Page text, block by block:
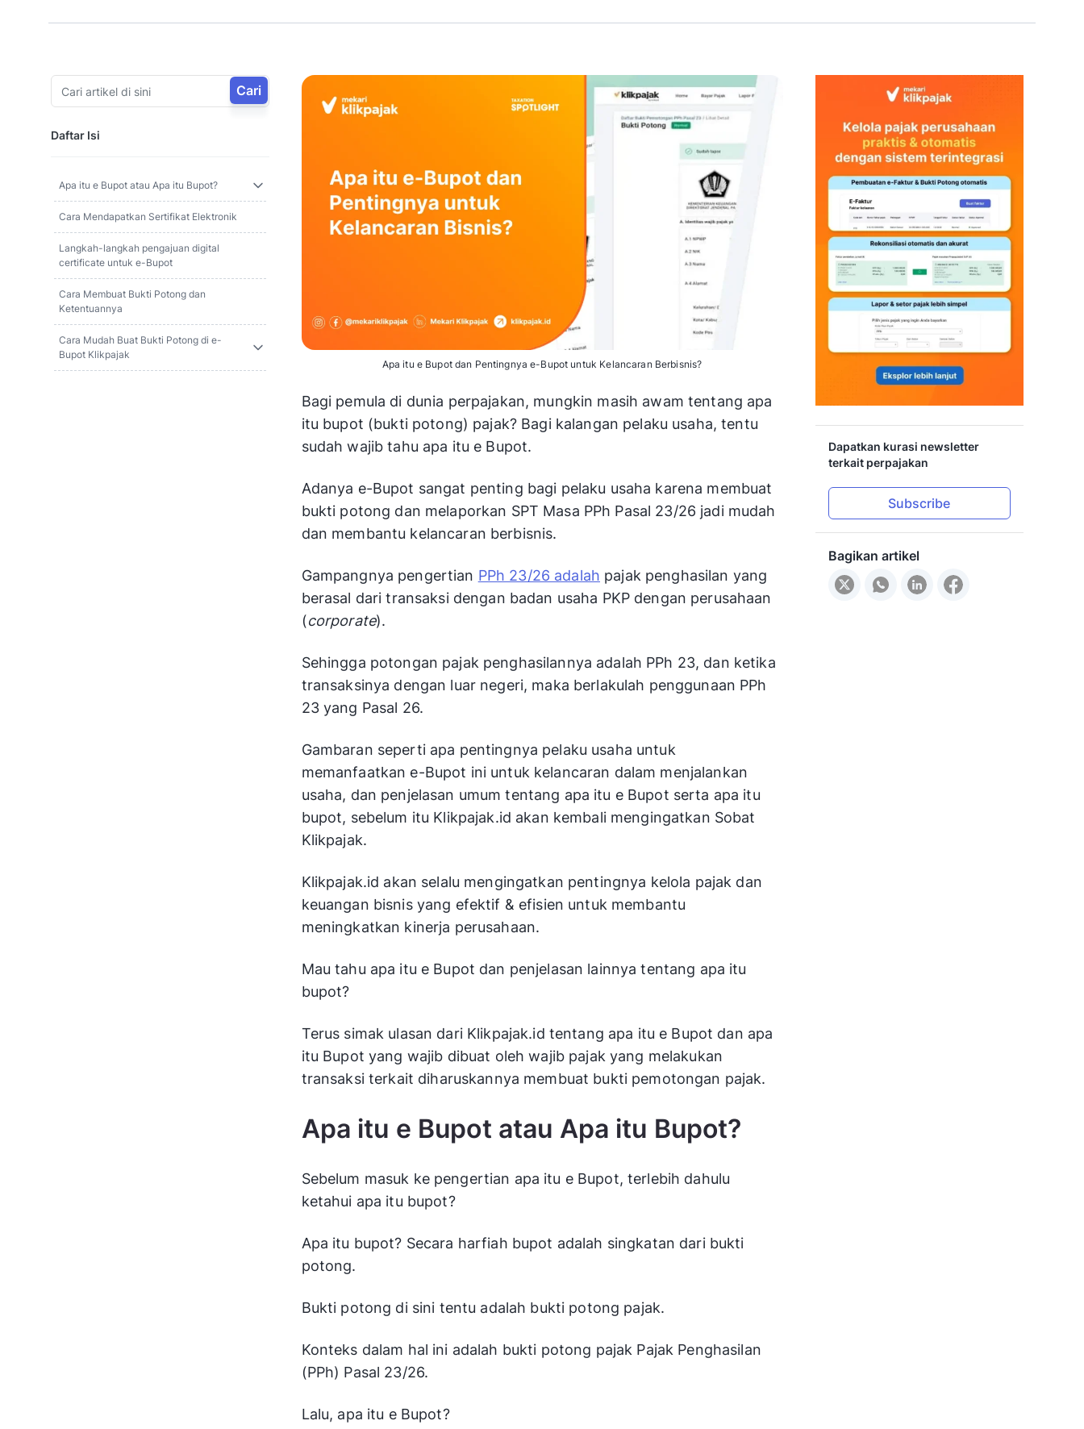
Cari
Daftar Isi
Apa itu e Bupot atau Apa itu Bupot?
Cara Mendapatkan Sertifikat Elektronik
Langkah-langkah pengajuan digital
certificate untuk e-Bupot
Cara Membuat Bukti Potong dan
Ketentuannya
Cara Mudah Buat Bukti Potong di e-
Bupot Klikpajak
Apa itu e Bupot dan Pentingnya e-Bupot untuk Kelancaran Berbisnis?
Bagi pemula di dunia perpajakan, mungkin masih awam tentang apa
itu bupot (bukti potong) pajak? Bagi kalangan pelaku usaha, tentu
sudah wajib tahu apa itu e Bupot.
Adanya e-Bupot sangat penting bagi pelaku usaha karena membuat
bukti potong dan melaporkan SPT Masa PPh Pasal 23/26 jadi mudah
dan membantu kelancaran berbisnis.
Gampangnya pengertian PPh 23/26 adalah pajak penghasilan yang
berasal dari transaksi dengan badan usaha PKP dengan perusahaan
(corporate).
Sehingga potongan pajak penghasilannya adalah PPh 23, dan ketika
transaksinya dengan luar negeri, maka berlakulah penggunaan PPh
23 yang Pasal 26.
Gambaran seperti apa pentingnya pelaku usaha untuk
memanfaatkan e-Bupot ini untuk kelancaran dalam menjalankan
usaha, dan penjelasan umum tentang apa itu e Bupot serta apa itu
bupot, sebelum itu Klikpajak.id akan kembali mengingatkan Sobat
Klikpajak.
Klikpajak.id akan selalu mengingatkan pentingnya kelola pajak dan
keuangan bisnis yang efektif & efisien untuk membantu
meningkatkan kinerja perusahaan.
Mau tahu apa itu e Bupot dan penjelasan lainnya tentang apa itu
bupot?
Terus simak ulasan dari Klikpajak.id tentang apa itu e Bupot dan apa
itu Bupot yang wajib dibuat oleh wajib pajak yang melakukan
transaksi terkait diharuskannya membuat bukti pemotongan pajak.
Apa itu e Bupot atau Apa itu Bupot?
Sebelum masuk ke pengertian apa itu e Bupot, terlebih dahulu
ketahui apa itu bupot?
Apa itu bupot? Secara harfiah bupot adalah singkatan dari bukti
potong.
Bukti potong di sini tentu adalah bukti potong pajak.
Konteks dalam hal ini adalah bukti potong pajak Pajak Penghasilan
(PPh) Pasal 23/26.
Lalu, apa itu e Bupot?
Dapatkan kurasi newsletter
terkait perpajakan
Subscribe
Bagikan artikel